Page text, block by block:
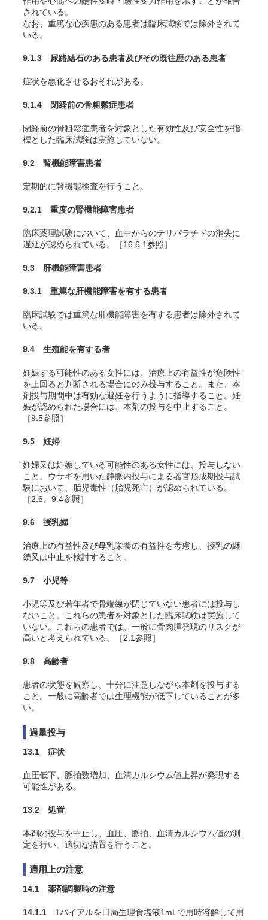
されている。
なお、重篤な心疾患のある患者は臨床試験では除外されて
いる。
9.1.3 尿路結石のある患者及びその既往歴のある患者
症状を悪化させるおそれがある。
9.1.4 閉経前の骨粗鬆症患者
閉経前の骨粗鬆症患者を対象とした有効性及び安全性を指
標とした臨床試験は実施していない。
9.2 腎機能障害患者
定期的に腎機能検査を行うこと。
9.2.1 重度の腎機能障害患者
臨床薬理試験において、血中からのテリパラチドの消失に
遅延が認められている。［16.6.1参照］
9.3 肝機能障害患者
9.3.1 重篤な肝機能障害を有する患者
臨床試験では重篤な肝機能障害を有する患者は除外されて
いる。
9.4 生殖能を有する者
妊娠する可能性のある女性には、治療上の有益性が危険性
を上回ると判断される場合にのみ投与すること。また、本
剤投与期間中は有効な避妊を行うように指導すること。妊
娠が認められた場合には、本剤の投与を中止すること。
［9.5参照］
9.5 妊婦
妊婦又は妊娠している可能性のある女性には、投与しない
こと。ウサギを用いた静脈内投与による器官形成期投与試
験において、胎児毒性（胎児死亡）が認められている。
［2.6、9.4参照］
9.6 授乳婦
治療上の有益性及び母乳栄養の有益性を考慮し、授乳の継
続又は中止を検討すること。
9.7 小児等
小児等及び若年者で骨端線が閉じていない患者には投与し
ないこと。これらの患者を対象とした臨床試験は実施して
いない。これらの患者では、一般に骨肉腫発現のリスクが
高いと考えられている。［2.1参照］
9.8 高齢者
患者の状態を観察し、十分に注意しながら本剤を投与する
こと。一般に高齢者では生理機能が低下していることが多
い。
過量投与
13.1 症状
血圧低下、脈拍数増加、血清カルシウム値上昇が発現する
可能性がある。
13.2 処置
本剤の投与を中止し、血圧、脈拍、血清カルシウム値の測
定を行い、適切な措置を行うこと。
適用上の注意
14.1 薬剤調製時の注意
14.1.1 1バイアルを日局生理食塩液1mLで用時溶解して用